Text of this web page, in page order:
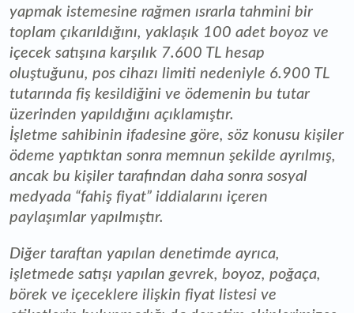
yapmak istemesine rağmen ısrarla tahmini bir
toplam çıkarıldığını, yaklaşık 100 adet boyoz ve
içecek satışına karşılık 7.600 TL hesap
oluştuğunu, pos cihazı limiti nedeniyle 6.900 TL
tutarında fiş kesildiğini ve ödemenin bu tutar
üzerinden yapıldığını açıklamıştır.
İşletme sahibinin ifadesine göre, söz konusu kişiler
ödeme yaptıktan sonra memnun şekilde ayrılmış,
ancak bu kişiler tarafından daha sonra sosyal
medyada “fahiş fiyat” iddialarını içeren
paylaşımlar yapılmıştır.
Diğer taraftan yapılan denetimde ayrıca,
işletmede satışı yapılan gevrek, boyoz, poğaça,
börek ve içeceklere ilişkin fiyat listesi ve